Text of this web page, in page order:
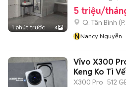
1 phút trước 4
5 triệu/
Q. Tân Bình (
NNancy Nguyễn
Vivo X300
Keng Ko Tì
X300 Pro 512